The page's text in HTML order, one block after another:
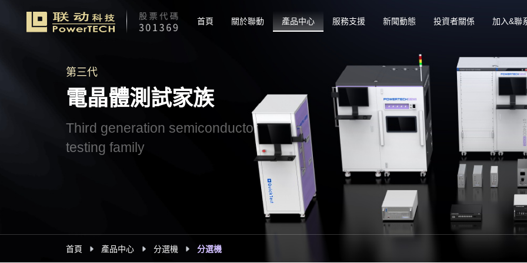
首頁 關於聯動 產品中心 服務支援 新聞動態 投資者關係 加入&聯
第三代
電晶體測試家族
Third generation semiconductor
testing family
首頁 產品中心 分選機 分選機